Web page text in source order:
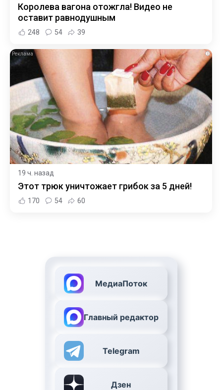
Королева вагона отожгла! Видео не
оставит равнодушным
248 54 39
i
19 ч. назад
Этот трюк уничтожает грибок за 5 дней!
170 54 60
МедиаПоток
Главный редактор
Telegram
Дзен